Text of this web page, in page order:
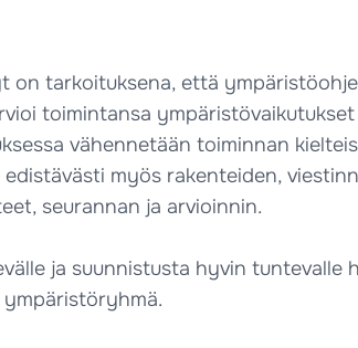
tarkoituksena, että
toimintansa
vähennetään toiminnan
myös rakenteiden,
seurannan ja arvioinnin.
ja suunnistusta hyvin tuntevalle